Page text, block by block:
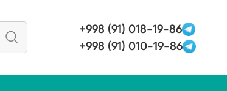
+998 (91) 018-19-86
+998 (91) 010-19-86